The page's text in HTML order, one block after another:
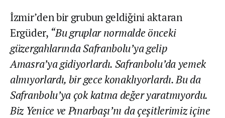
İzmir’den bir grubun geldiğini aktaran
Ergüder, “Bu gruplar normalde önceki
güzergahlarında Safranbolu’ya gelip
Amasra’ya gidiyorlardı. Safranbolu’da yemek
almıyorlardı, bir gece konaklıyorlardı. Bu da
Safranbolu’ya çok katma değer yaratmıyordu.
Biz Yenice ve Pınarbaşı’nı da çeşitlerimiz içine